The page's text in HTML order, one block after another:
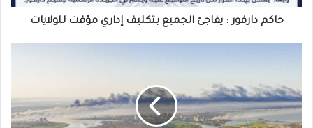
للولايات
حاكم دارفور : يفاجئ الجميع بتكليف إداري مؤقت للولايات
تشهد
تطورات
كبيرة